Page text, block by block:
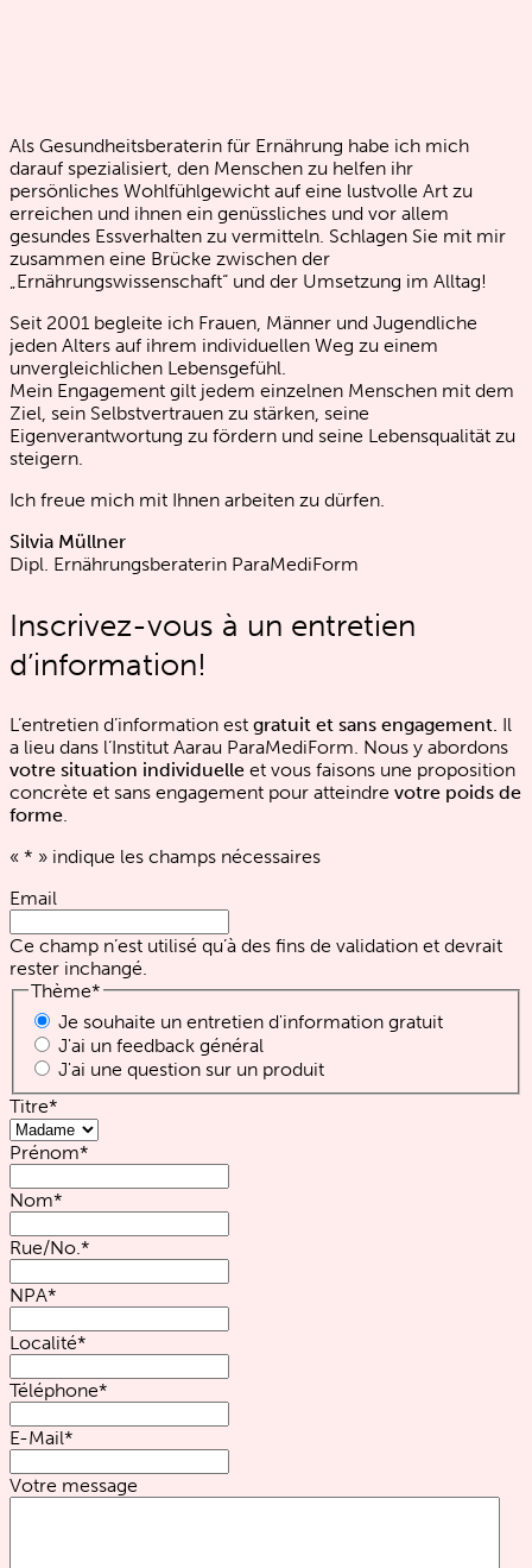
Als Gesundheitsberaterin für Ernährung habe ich mich
darauf spezialisiert, den Menschen zu helfen ihr
persönliches Wohlfühlgewicht auf eine lustvolle Art zu
erreichen und ihnen ein genüssliches und vor allem
gesundes Essverhalten zu vermitteln. Schlagen Sie mit mir
zusammen eine Brücke zwischen der
„Ernährungswissenschaft“ und der Umsetzung im Alltag!
Seit 2001 begleite ich Frauen, Männer und Jugendliche
jeden Alters auf ihrem individuellen Weg zu einem
unvergleichlichen Lebensgefühl.
Mein Engagement gilt jedem einzelnen Menschen mit dem
Ziel, sein Selbstvertrauen zu stärken, seine
Eigenverantwortung zu fördern und seine Lebensqualität zu
steigern.
Ich freue mich mit Ihnen arbeiten zu dürfen.
Silvia Müllner
Dipl. Ernährungsberaterin ParaMediForm
Inscrivez-vous à un entretien
d’information!
L’entretien d’information est gratuit et sans engagement. Il
a lieu dans l’Institut Aarau ParaMediForm. Nous y abordons
votre situation individuelle et vous faisons une proposition
concrète et sans engagement pour atteindre votre poids de
forme.
« * » indique les champs nécessaires
Email
Ce champ n’est utilisé qu’à des fins de validation et devrait
rester inchangé.
Thème*
Je souhaite un entretien d'information gratuit
J'ai un feedback général
J'ai une question sur un produit
Titre*
Prénom*
Nom*
Rue/No. *
NPA*
Localité*
Téléphone*
E-Mail*
Votre message